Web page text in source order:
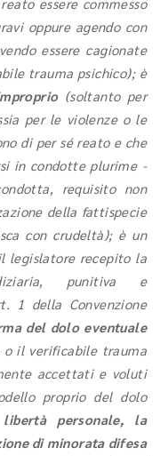
oppure agendo con
essere cagionate
trauma psichico); è
(soltanto per
per le violenze o le
di per sé reato e che
in condotte plurime -
requisito non
della fattispecie
con crudeltà); è un
legislatore recepito la
punitiva e
1 della Convenzione
del dolo eventuale
o il verificabile trauma
accettati e voluti
proprio del dolo
personale, la
di minorata difesa